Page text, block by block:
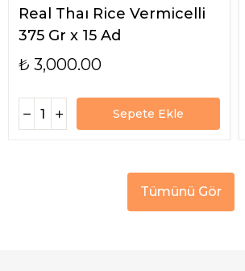
Real Thaı Rice Vermicelli
375 Gr x 15 Ad
₺ 3,000.00
Sepete Ekle
Tümünü Gör